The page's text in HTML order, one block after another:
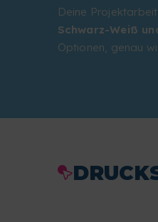
Deine
Schwarz-Weiß
Optionen, genau